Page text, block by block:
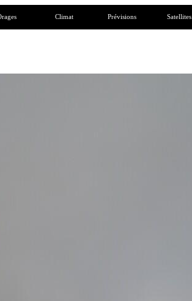
Climat Prévisions Satellites